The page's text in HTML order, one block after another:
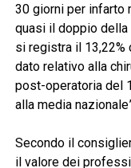
30 giorni per infarto
quasi il doppio della
si registra il 13,22%
dato relativo alla
post-operatoria del
alla media
Secondo il
il valore dei